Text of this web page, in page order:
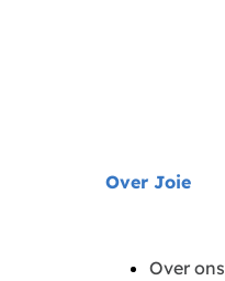
Over Joie
Over ons